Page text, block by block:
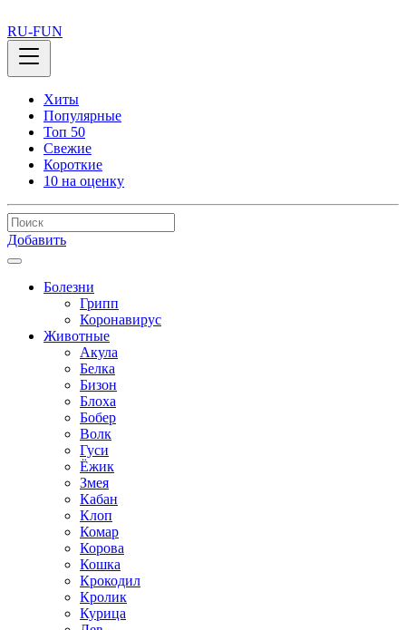
RU-FUN
Хиты
Популярные
Топ 50
Свежие
Короткие
10 на оценку
Добавить
Болезни
Грипп
Коронавирус
Животные
Акула
Белка
Бизон
Блоха
Бобер
Волк
Гуси
Ёжик
Змея
Кабан
Клоп
Комар
Корова
Кошка
Крокодил
Кролик
Курица